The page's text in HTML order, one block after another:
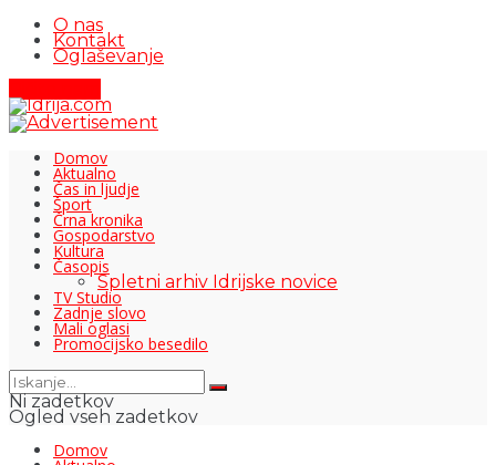
O nas
Kontakt
Oglaševanje
Domov
Aktualno
Čas in ljudje
Šport
Črna kronika
Gospodarstvo
Kultura
Časopis
Spletni arhiv Idrijske novice
TV Studio
Zadnje slovo
Mali oglasi
Promocijsko besedilo
Ni zadetkov
Ogled vseh zadetkov
Domov